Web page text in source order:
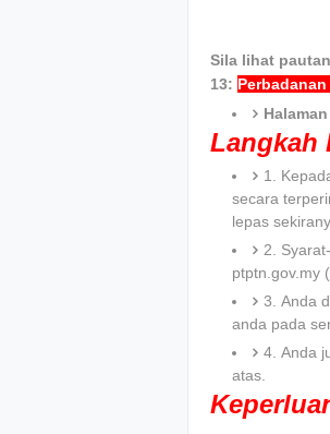
Sila lihat
13:
Langkah
1.
secara
lepas
2.
ptptn.gov.my
3. Anda
anda pada
4. Anda
atas.